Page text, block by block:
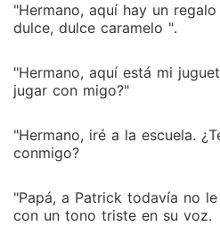
"Hermano, aquí hay un
dulce, dulce caramelo ".
"Hermano, aquí está mi
jugar con migo?"
"Hermano, iré a la escuela.
conmigo?
"Papá, a Patrick todavía no
con un tono triste en su voz.